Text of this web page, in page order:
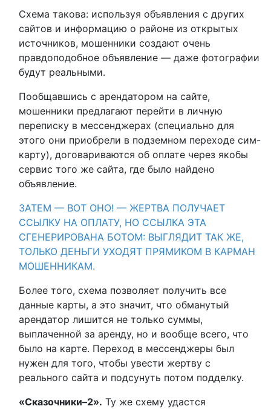
Схема такова: используя объявления с других
сайтов и информацию о районе из открытых
источников, мошенники создают очень
правдоподобное объявление — даже фотографии
будут реальными.
Пообщавшись с арендатором на сайте,
мошенники предлагают перейти в личную
переписку в мессенджерах (специально для
этого они приобрели в подземном переходе сим-
карту), договариваются об оплате через якобы
сервис того же сайта, где было найдено
объявление.
ЗАТЕМ — ВОТ ОНО! — ЖЕРТВА ПОЛУЧАЕТ
ССЫЛКУ НА ОПЛАТУ, НО ССЫЛКА ЭТА
СГЕНЕРИРОВАНА БОТОМ: ВЫГЛЯДИТ ТАК ЖЕ,
ТОЛЬКО ДЕНЬГИ УХОДЯТ ПРЯМИКОМ В КАРМАН
МОШЕННИКАМ.
Более того, схема позволяет получить все
данные карты, а это значит, что обманутый
арендатор лишится не только суммы,
выплаченной за аренду, но и вообще всего, что
было на карте. Переход в мессенджеры был
нужен для того, чтобы увести жертву с
реального сайта и подсунуть потом подделку.
«Сказочники–2». Ту же схему удастся